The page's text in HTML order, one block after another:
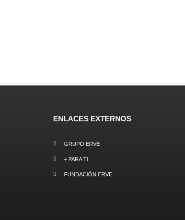
ENLACES EXTERNOS
GRUPO ERVE
+ PARA TI
FUNDACIÓN ERVE